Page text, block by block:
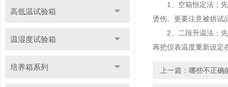
高低温试验箱
温湿度试验箱
培养箱系列
1、空箱恒定法；先
烫伤。更要注意被烘试
2、二段升温法；先
再把仪表温度重新设定
上一篇： 哪些不正确